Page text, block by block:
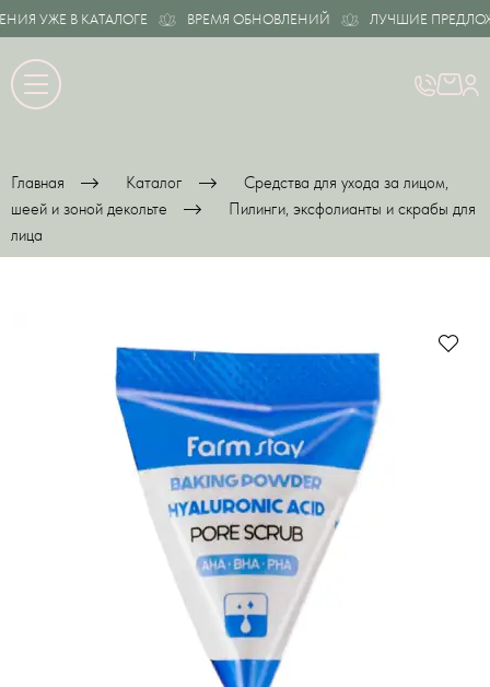
УЖЕ В КАТАЛОГЕ ВРЕМЯ ОБНОВЛЕНИЙ ЛУЧШИЕ
Главная Каталог
Средства для ухода за лицом,
шеей и зоной декольте
Пилинги, эксфолианты и скрабы для
лица